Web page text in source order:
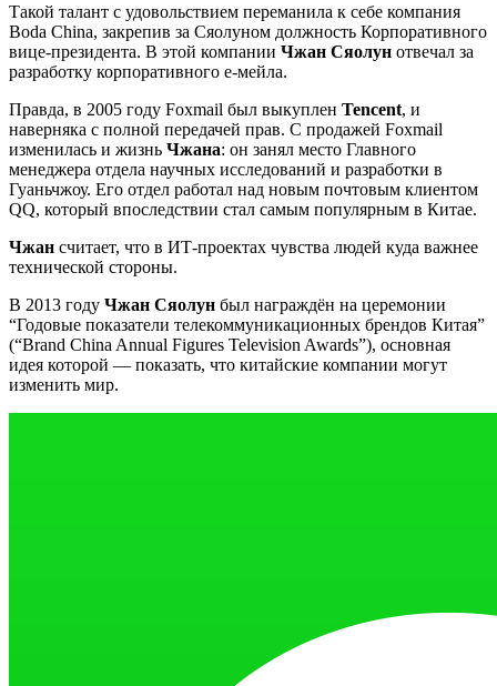
Такой талант с удовольствием переманила к себе компания
Boda China, закрепив за Сяолуном должность Корпоративного
вице-президента. В этой компании Чжан Сяолун отвечал за
разработку корпоративного е-мейла.
Правда, в 2005 году Foхmail был выкуплен Tencent, и
наверняка с полной передачей прав. С продажей Foхmail
изменилась и жизнь Чжана: он занял место Главного
менеджера отдела научных исследований и разработки в
Гуаньчжоу. Его отдел работал над новым почтовым клиентом
QQ, который впоследствии стал самым популярным в Китае.
Чжан считает, что в ИТ-проектах чувства людей куда важнее
технической стороны.
В 2013 году Чжан Сяолун был награждён на церемонии
“Годовые показатели телекоммуникационных брендов Китая”
(“Brand China Annual Figures Television Awards”), основная
идея которой — показать, что китайские компании могут
изменить мир.